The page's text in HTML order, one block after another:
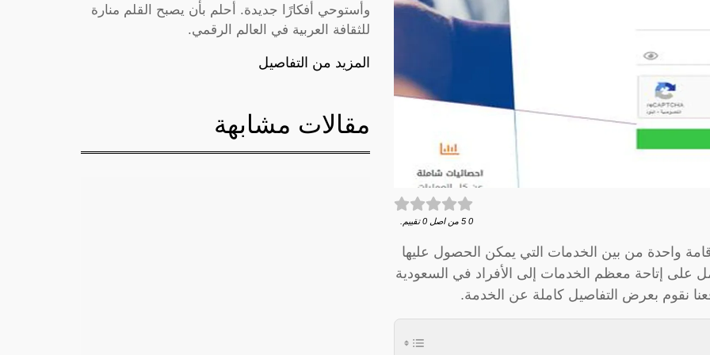
0
5 من اصل 0 تقييم.
واحدة من بين الخدمات التي يمكن الحصول عليها
على إتاحة معظم الخدمات إلى الأفراد في السعودية
نقوم بعرض التفاصيل كاملة عن الخدمة.
وأستوحي أفكارًا جديدة. أحلم بأن يصبح القلم منارة
للثقافة العربية في العالم الرقمي.
المزيد من التفاصيل
مقالات مشابهة